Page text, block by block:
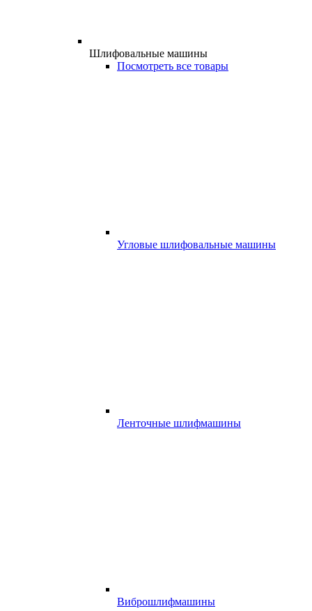
Шлифовальные машины
Посмотреть все товары
Угловые шлифовальные машины
Ленточные шлифмашины
Виброшлифмашины